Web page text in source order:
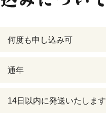
何度も申し込み可
通年
14日以内に発送いたします